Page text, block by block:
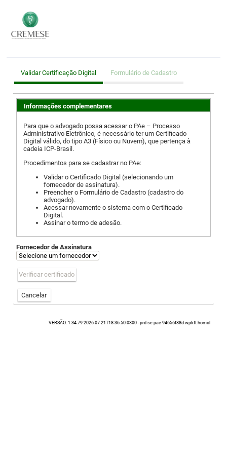
Validar Certificação Digital Formulário de Cadastro
Informações complementares
Para que o advogado possa acessar o PAe – Processo
Administrativo Eletrônico, é necessário ter um Certificado
Digital válido, do tipo A3 (Físico ou Nuvem), que pertença à
cadeia ICP-Brasil.
Procedimentos para se cadastrar no PAe:
Validar o Certificado Digital (selecionando um
fornecedor de assinatura).
Preencher o Formulário de Cadastro (cadastro do
advogado).
Acessar novamente o sistema com o Certificado
Digital.
Assinar o termo de adesão.
Fornecedor de Assinatura
Verificar certificado
Cancelar
VERSÃO: 1.34.79 2026-07-21T18:36:50-0300 - prd-se-pae-94656f88d-wpkft homol